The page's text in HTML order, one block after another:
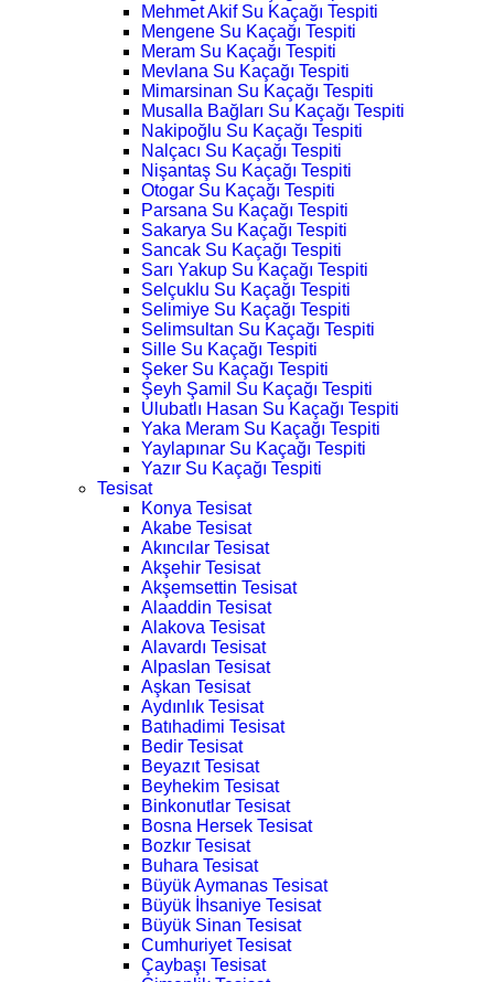
Mehmet Akif Su Kaçağı Tespiti
Mengene Su Kaçağı Tespiti
Meram Su Kaçağı Tespiti
Mevlana Su Kaçağı Tespiti
Mimarsinan Su Kaçağı Tespiti
Musalla Bağları Su Kaçağı Tespiti
Nakipoğlu Su Kaçağı Tespiti
Nalçacı Su Kaçağı Tespiti
Nişantaş Su Kaçağı Tespiti
Otogar Su Kaçağı Tespiti
Parsana Su Kaçağı Tespiti
Sakarya Su Kaçağı Tespiti
Sancak Su Kaçağı Tespiti
Sarı Yakup Su Kaçağı Tespiti
Selçuklu Su Kaçağı Tespiti
Selimiye Su Kaçağı Tespiti
Selimsultan Su Kaçağı Tespiti
Sille Su Kaçağı Tespiti
Şeker Su Kaçağı Tespiti
Şeyh Şamil Su Kaçağı Tespiti
Ulubatlı Hasan Su Kaçağı Tespiti
Yaka Meram Su Kaçağı Tespiti
Yaylapınar Su Kaçağı Tespiti
Yazır Su Kaçağı Tespiti
Tesisat
Konya Tesisat
Akabe Tesisat
Akıncılar Tesisat
Akşehir Tesisat
Akşemsettin Tesisat
Alaaddin Tesisat
Alakova Tesisat
Alavardı Tesisat
Alpaslan Tesisat
Aşkan Tesisat
Aydınlık Tesisat
Batıhadimi Tesisat
Bedir Tesisat
Beyazıt Tesisat
Beyhekim Tesisat
Binkonutlar Tesisat
Bosna Hersek Tesisat
Bozkır Tesisat
Buhara Tesisat
Büyük Aymanas Tesisat
Büyük İhsaniye Tesisat
Büyük Sinan Tesisat
Cumhuriyet Tesisat
Çaybaşı Tesisat